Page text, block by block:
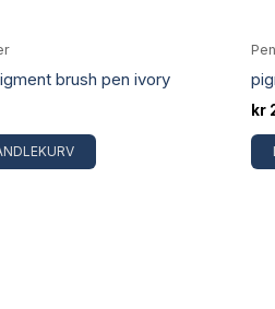
brush pen ivory
kr